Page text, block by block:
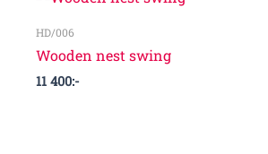
HD/006
Wooden nest swing
11 400:-